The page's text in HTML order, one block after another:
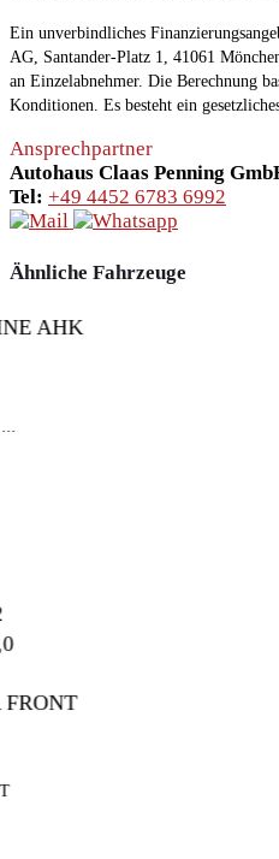
Ein unverbindliches
AG, Santander-Platz 1, 41061
an Einzelabnehmer. Die Berechnung
Konditionen. Es besteht ein
Ansprechpartner
Autohaus Claas Penning
Tel: +49 4452 6783 6992
Ähnliche Fahrzeuge